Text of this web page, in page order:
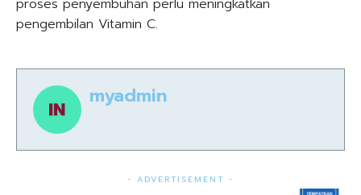
proses penyembuhan perlu meningkatkan
pengembilan Vitamin C.
myadmin
- ADVERTISEMENT -